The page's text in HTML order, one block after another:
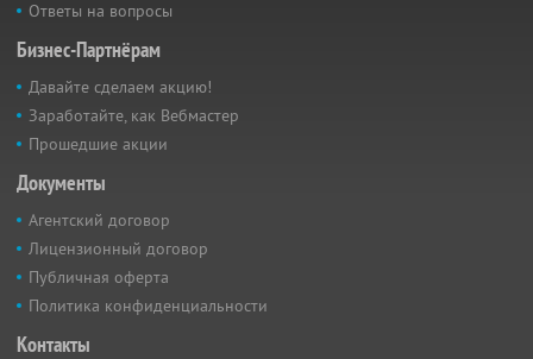
Ответы на вопросы
Бизнес-Партнёрам
Давайте сделаем акцию!
Заработайте, как Вебмастер
Прошедшие акции
Документы
Агентский договор
Лицензионный договор
Публичная оферта
Политика конфиденциальности
Контакты